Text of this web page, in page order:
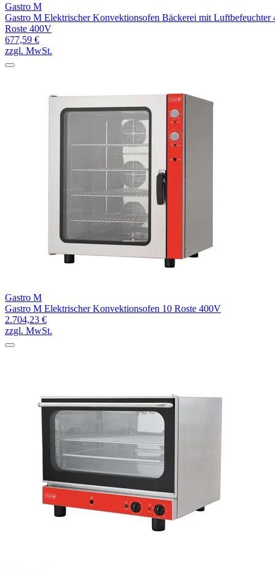
Gastro M
Gastro M Elektrischer Konvektionsofen Bäckerei mit Luftbefeuchter
Roste 400V
677,59 €
zzgl. MwSt.
Gastro M
Gastro M Elektrischer Konvektionsofen 10 Roste 400V
2.704,23 €
zzgl. MwSt.